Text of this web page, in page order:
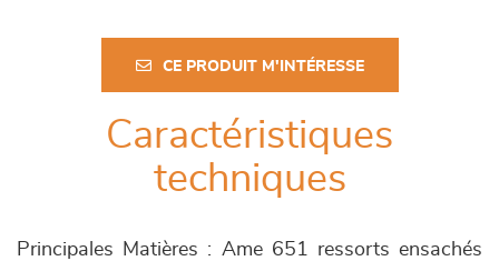
CE PRODUIT M'INTÉRESSE
Caractéristiques
techniques
Principales Matières : Ame 651 ressorts ensachés